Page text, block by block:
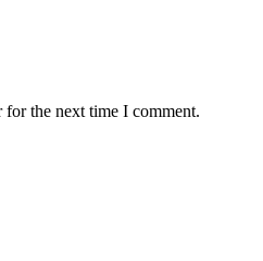
for the next time I comment.